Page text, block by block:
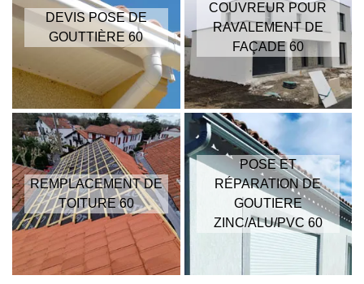
DEVIS POSE DE
GOUTTIÈRE 60
COUVREUR POUR
RAVALEMENT DE
FAÇADE 60
REMPLACEMENT DE
TOITURE 60
POSE ET
RÉPARATION DE
GOUTIERE
ZINC/ALU/PVC 60